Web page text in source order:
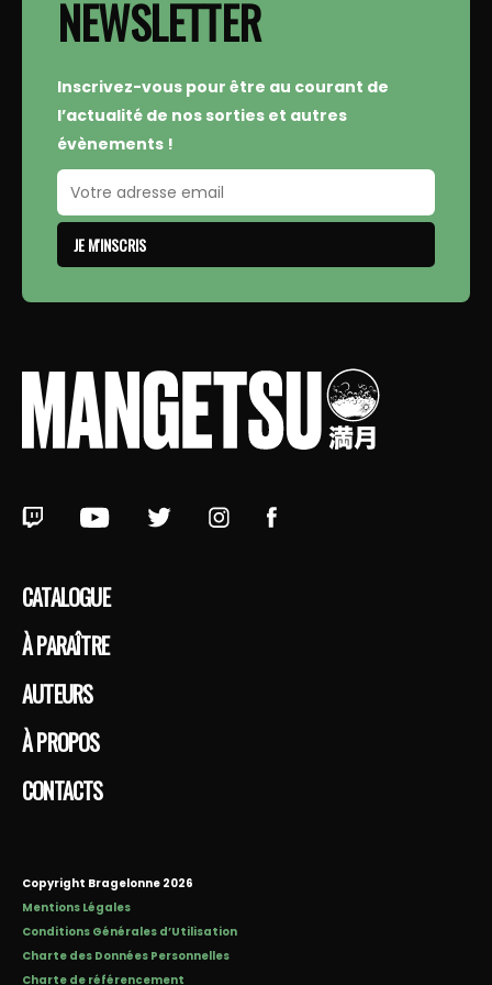
CATALOGUE
À PARAÎTRE
AUTEURS
À PROPOS
CONTACTS
Copyright Bragelonne 2026
Mentions Légales
Conditions Générales d’Utilisation
Charte des Données Personnelles
Charte de référencement
NEWSLETTER
Inscrivez-vous pour être au courant de
l’actualité de nos sorties et autres
évènements !
JE M'INSCRIS